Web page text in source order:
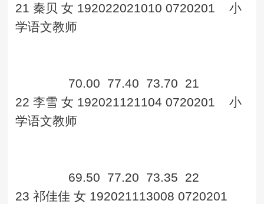
21 秦贝 女 192022021010 0720201
小
学语文教师
70.00 77.40 73.70 21
22 李雪 女 192021121104 0720201
小
学语文教师
69.50 77.20 73.35 22
23 祁佳佳 女 192021113008 0720201